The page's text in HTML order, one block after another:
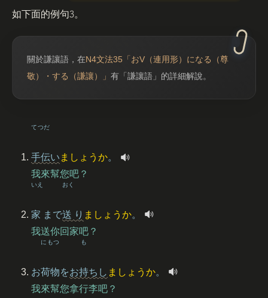
如下面的例句3。
關於謙讓語，在N4文法35「おV（連用形）になる（尊
敬）・する（謙讓）」 有「謙讓語」的詳細解說。
手伝
てつだ
い ましょうか。
我來幫您吧？
家
いえ
まで送
おく
り ましょうか。
我送你回家吧？
お荷物
にもつ
をお持
も
ちし ましょうか。
我來幫您拿行李吧？